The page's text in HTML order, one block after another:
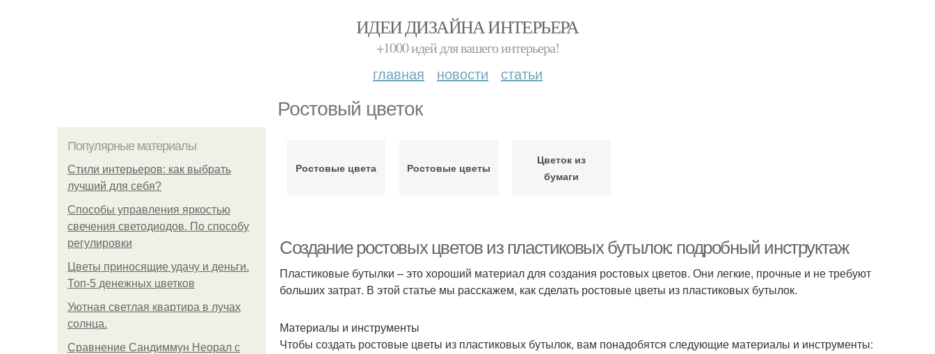
ИДЕИ ДИЗАЙНА ИНТЕРЬЕРА
+1000 идей для вашего интерьера!
главная новости статьи
Ростовый цветок
Популярные материалы
Стили интерьеров: как выбрать
лучший для себя?
Способы управления яркостью
свечения светодиодов. По способу
регулировки
Цветы приносящие удачу и деньги.
Топ-5 денежных цветков
Уютная светлая квартира в лучах
солнца.
Сравнение Сандиммун Неорал с
Ростовые цвета Ростовые цветы
Цветок из
бумаги
Создание ростовых цветов из пластиковых бутылок: подробный инструктаж
Пластиковые бутылки – это хороший материал для создания ростовых цветов. Они легкие, прочные и не требуют
больших затрат. В этой статье мы расскажем, как сделать ростовые цветы из пластиковых бутылок.
Материалы и инструменты
Чтобы создать ростовые цветы из пластиковых бутылок, вам понадобятся следующие материалы и инструменты: